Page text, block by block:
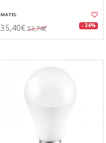
MATEL
35,40€ 53,74€ - 34%